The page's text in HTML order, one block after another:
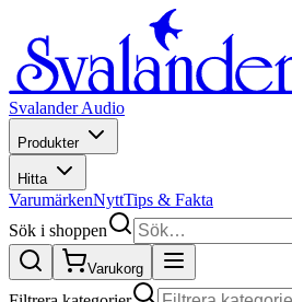
Svalander Audio
Produkter
Hitta
VarumärkenNyttTips & Fakta
Sök i shoppen
Varukorg